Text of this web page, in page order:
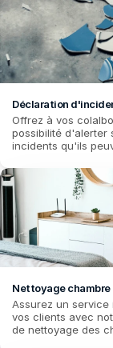
Déclaration
Offrez à vos
possibilité d'alerter
incidents qu'ils
Nettoyage chambre
Assurez un service
vos clients avec
de nettoyage des